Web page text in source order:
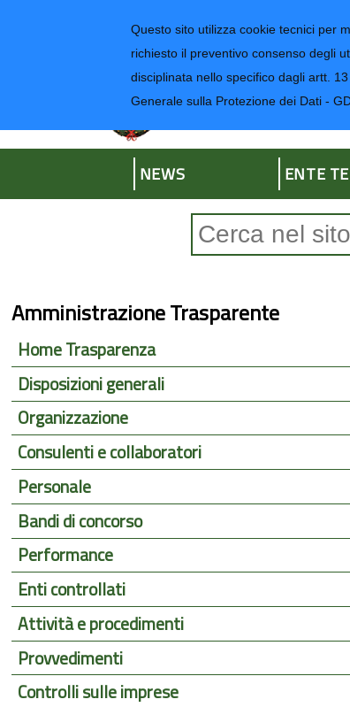
Questo sito utilizza cookie tecnici per
richiesto il preventivo consenso degli
disciplinata nello specifico dagli artt.
Generale sulla Protezione dei Dati -
Regione Liguria
Provincia di
NEWS ENTE
Amministrazione Trasparente
Home Trasparenza
Disposizioni generali
Organizzazione
Consulenti e collaboratori
Personale
Bandi di concorso
Performance
Enti controllati
Attività e procedimenti
Provvedimenti
Controlli sulle imprese